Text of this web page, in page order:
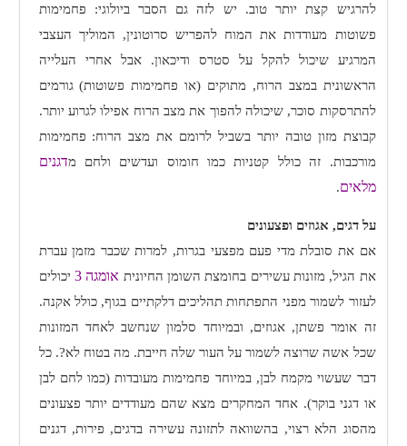
להרגיש קצת יותר טוב. יש לזה גם הסבר ביולוגי: פחמימות
פשוטות מעודדות את המוח להפריש סרוטונין, המוליך העצבי
המרגיע שיכול להקל על סטרס ודיכאון. אבל אחרי העלייה
הראשונית במצב הרוח, מתוקים (או פחמימות פשוטות) גורמים
להתרסקות סוכר, שיכולה להפוך את מצב הרוח אפילו לגרוע יותר.
קבוצת מזון טובה יותר בשביל לרומם את מצב הרוח: פחמימות
מורכבות. זה כולל קטניות כמו חומוס ועדשים ולחם מדגנים
מלאים.
על דגים, אגוזים ופצעונים
אם את סובלת מדי פעם מפצעי בגרות, למרות שכבר מזמן עברת
את הגיל, מזונות עשירים בחומצת השומן החיונית אומגה 3
יכולים
לעזור לשמור מפני התפתחות תהליכים דלקתיים בגוף, כולל אקנה.
זה אומר פשתן, אגוזים, ובמיוחד סלמון שנחשב לאחד המזונות
שכל אשה שרוצה לשמור על העור שלה חייבת. מה בטוח לא?. כל
דבר שעשוי מקמח לבן, במיוחד פחמימות מעובדות (כמו לחם לבן
או דגני בוקר). אחד המחקרים מצא שהם מעודדים יותר פצעונים
מהסוג הלא רצוי, בהשוואה לתזונה עשירה בדגים, פירות, דגנים